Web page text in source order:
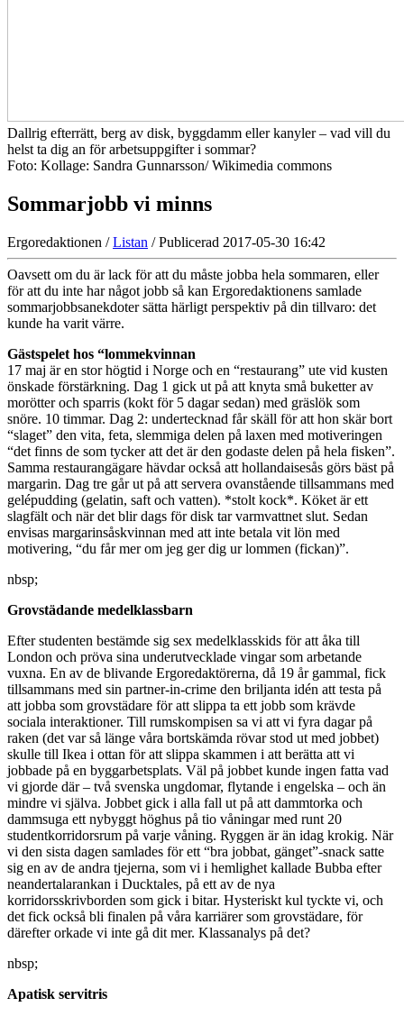
Dallrig efterrätt, berg av disk, byggdamm eller kanyler – vad vill du
helst ta dig an för arbetsuppgifter i sommar?
Foto: Kollage: Sandra Gunnarsson/ Wikimedia commons
Sommarjobb vi minns
Ergoredaktionen /Listan / Publicerad 2017-05-30 16:42
Oavsett om du är lack för att du måste jobba hela sommaren, eller
för att du inte har något jobb så kan Ergoredaktionens samlade
sommarjobbsanekdoter sätta härligt perspektiv på din tillvaro: det
kunde ha varit värre.
Gästspelet hos “lommekvinnan
17 maj är en stor högtid i Norge och en “restaurang” ute vid kusten
önskade förstärkning. Dag 1 gick ut på att knyta små buketter av
morötter och sparris (kokt för 5 dagar sedan) med gräslök som
snöre. 10 timmar. Dag 2: undertecknad får skäll för att hon skär bort
“slaget” den vita, feta, slemmiga delen på laxen med motiveringen
“det finns de som tycker att det är den godaste delen på hela fisken”.
Samma restaurangägare hävdar också att hollandaisesås görs bäst på
margarin. Dag tre går ut på att servera ovanstående tillsammans med
gelépudding (gelatin, saft och vatten). *stolt kock*. Köket är ett
slagfält och när det blir dags för disk tar varmvattnet slut. Sedan
envisas margarinsåskvinnan med att inte betala vit lön med
motivering, “du får mer om jeg ger dig ur lommen (fickan)”.
nbsp;
Grovstädande medelklassbarn
Efter studenten bestämde sig sex medelklasskids för att åka till
London och pröva sina underutvecklade vingar som arbetande
vuxna. En av de blivande Ergoredaktörerna, då 19 år gammal, fick
tillsammans med sin partner-in-crime den briljanta idén att testa på
att jobba som grovstädare för att slippa ta ett jobb som krävde
sociala interaktioner. Till rumskompisen sa vi att vi fyra dagar på
raken (det var så länge våra bortskämda rövar stod ut med jobbet)
skulle till Ikea i ottan för att slippa skammen i att berätta att vi
jobbade på en byggarbetsplats. Väl på jobbet kunde ingen fatta vad
vi gjorde där – två svenska ungdomar, flytande i engelska – och än
mindre vi själva. Jobbet gick i alla fall ut på att dammtorka och
dammsuga ett nybyggt höghus på tio våningar med runt 20
studentkorridorsrum på varje våning. Ryggen är än idag krokig. När
vi den sista dagen samlades för ett “bra jobbat, gänget”-snack satte
sig en av de andra tjejerna, som vi i hemlighet kallade Bubba efter
neandertalarankan i Ducktales, på ett av de nya
korridorsskrivborden som gick i bitar. Hysteriskt kul tyckte vi, och
det fick också bli finalen på våra karriärer som grovstädare, för
därefter orkade vi inte gå dit mer. Klassanalys på det?
nbsp;
Apatisk servitris